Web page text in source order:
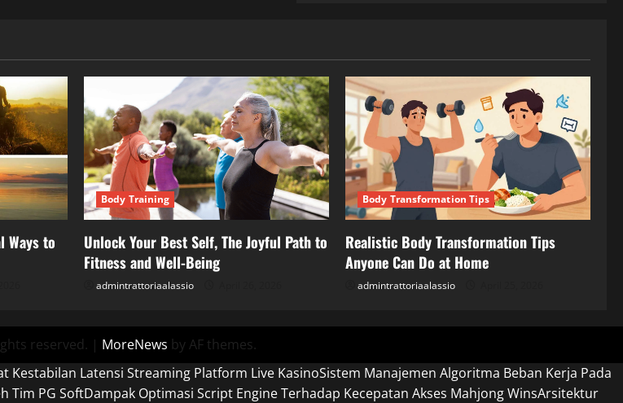
Ways to
Body Training
Unlock Your Best Self, The Joyful Path to
Fitness and Well-Being
admintrattoriaalassio
Body Transformation Tips
Realistic Body Transformation Tips
Anyone Can Do at Home
admintrattoriaalassio
reserved. | MoreNews by AF themes.
Kestabilan Latensi Streaming Platform Live KasinoSistem Manajemen Algoritma Beban Kerja Pada
Tim PG SoftDampak Optimasi Script Engine Terhadap Kecepatan Akses Mahjong WinsArsitektur